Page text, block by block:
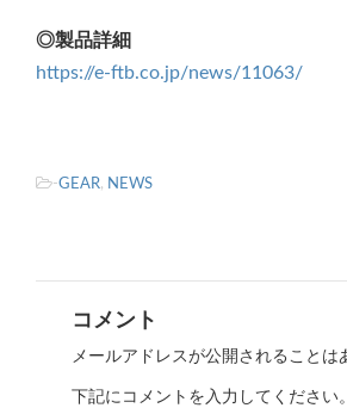
◎製品詳細
https://e-ftb.co.jp/news/11063/
-GEAR, NEWS
コメント
メールアドレスが公開されることは
下記にコメントを入力してください。